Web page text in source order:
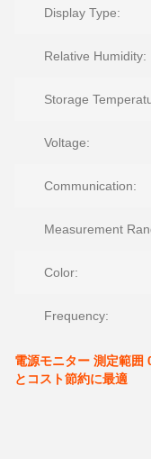
Display Type:
Relative Humidity:
Storage
Voltage:
Communication:
Measurement
Color:
Frequency:
電源モニター 測定範囲
とコスト節約に最適